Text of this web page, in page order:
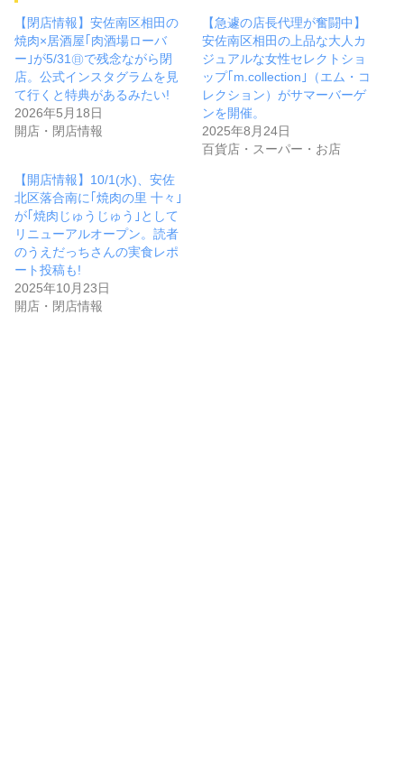
【閉店情報】安佐南区相田の
焼肉×居酒屋｢肉酒場ローバ
ー｣が5/31㊐で残念ながら閉
店。公式インスタグラムを見
て行くと特典があるみたい!
2026年5月18日
開店・閉店情報
【急遽の店長代理が奮闘中】
安佐南区相田の上品な大人カ
ジュアルな女性セレクトショ
ップ｢m.collection｣（エム・コ
レクション）がサマーバーゲ
ンを開催。
2025年8月24日
百貨店・スーパー・お店
【開店情報】10/1(水)、安佐
北区落合南に｢焼肉の里 十々｣
が｢焼肉じゅうじゅう｣として
リニューアルオープン。読者
のうえだっちさんの実食レポ
ート投稿も!
2025年10月23日
開店・閉店情報